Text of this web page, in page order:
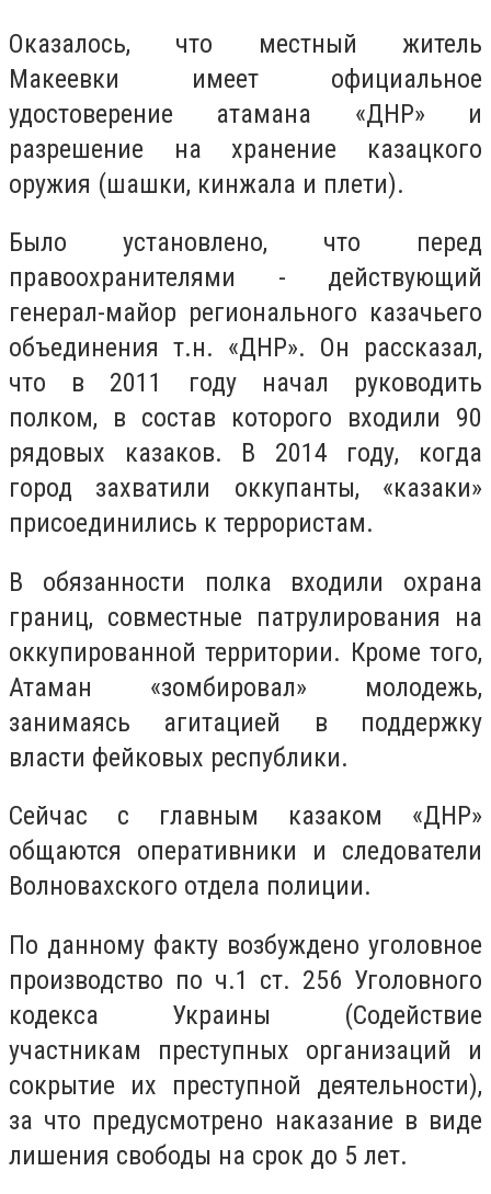
Оказалось, что местный житель
Макеевки имеет официальное
удостоверение атамана «ДНР» и
разрешение на хранение казацкого
оружия (шашки, кинжала и плети).
Было установлено, что перед
правоохранителями - действующий
генерал-майор регионального казачьего
объединения т.н. «ДНР». Он рассказал,
что в 2011 году начал руководить
полком, в состав которого входили 90
рядовых казаков. В 2014 году, когда
город захватили оккупанты, «казаки»
присоединились к террористам.
В обязанности полка входили охрана
границ, совместные патрулирования на
оккупированной территории. Кроме того,
Атаман «зомбировал» молодежь,
занимаясь агитацией в поддержку
власти фейковых республики.
Сейчас с главным казаком «ДНР»
общаются оперативники и следователи
Волновахского отдела полиции.
По данному факту возбуждено уголовное
производство по ч.1 ст. 256 Уголовного
кодекса Украины (Содействие
участникам преступных организаций и
сокрытие их преступной деятельности),
за что предусмотрено наказание в виде
лишения свободы на срок до 5 лет.